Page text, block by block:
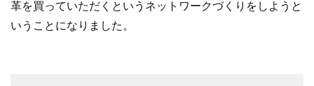
革を買っていただくというネットワークづくりをしようと
いうことになりました。